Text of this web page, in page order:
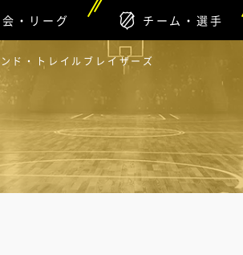
・リーグ チーム・選手
ド・トレイルブレイザーズ